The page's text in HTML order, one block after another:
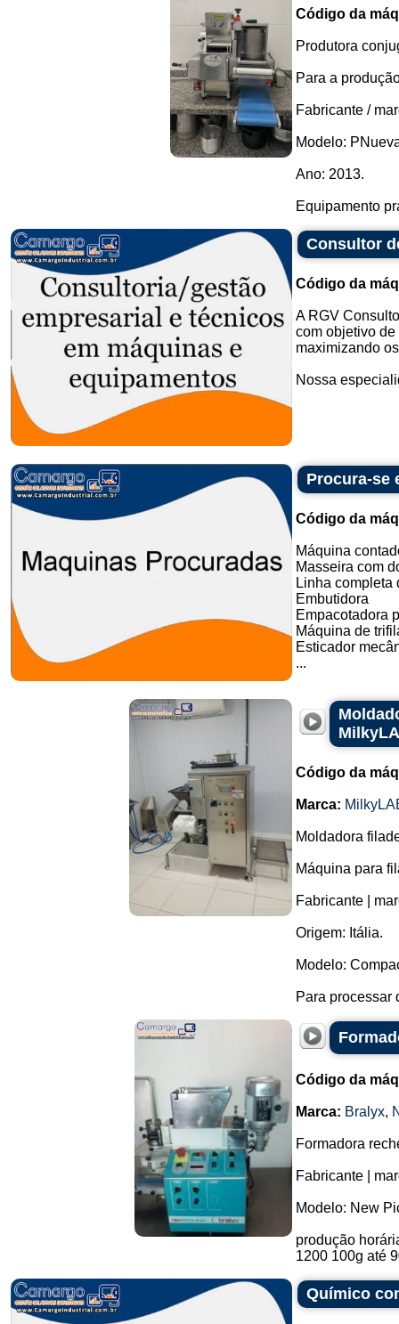
Código da
Produtora
Para a
Fabricante /
Modelo:
Ano: 2013.
Equipamento
Consultor
Código da
A RGV
com objetivo
maximizando
Nossa
Procura-se
Código da
Máquina
Masseira com
Linha completa
Embutidora
Empacotadora
Máquina de
Esticador
...
Código da
Marca:
Moldadora
Máquina para
Fabricante |
Origem: Itália.
Modelo:
Para processar
Código da
Marca: Bralyx,
Formadora
Fabricante |
Modelo: New
produção
1200 100g até
Químico